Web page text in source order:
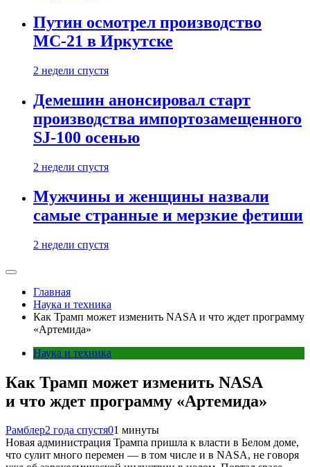
Путин осмотрел производство
МС-21 в Иркутске
2 недели спустя
Демешин анонсировал старт
производства импортозамещенного
SJ-100 осенью
2 недели спустя
Мужчины и женщины назвали
самые странные и мерзкие фетиши
2 недели спустя
Главная
Наука и техника
Как Трамп может изменить NASA и что ждет программу
«Артемида»
Наука и техника
Как Трамп может изменить NASA
и что ждет программу «Артемида»
Рамблер2 года спустя01 минуты
Новая администрация Трампа пришла к власти в Белом доме,
что сулит много перемен — в том числе и в NASA, не говоря